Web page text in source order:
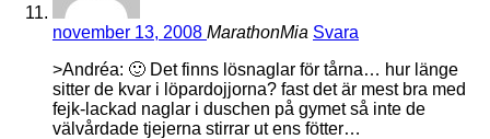
november 13, 2008 MarathonMia Svara
>Andréa: 🙂 Det finns lösnaglar för tårna… hur länge
sitter de kvar i löpardojjorna? fast det är mest bra med
fejk-lackad naglar i duschen på gymet så inte de
välvårdade tjejerna stirrar ut ens fötter…